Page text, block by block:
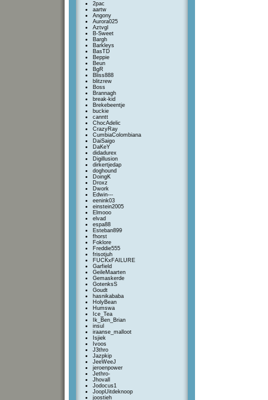
2pac
aartw
Angony
Aurora025
Aztvgl
B-Sweet
Bargh
Barkleys
BasTD
Beppie
Beun
BgR
Bliss888
blitzrew
Boss
Brannagh
break-kid
Brekebeentje
buckie
canntt
ChocAdelic
CrazyRay
CumbiaColombiana
DaiSaigo
DaKeY
didadurex
Digillusion
dirkertjedap
doghound
DoingK
Droxz
Dwork
Edwin---
eenink03
einstein2005
Elmooo
elvad
espa88
Esteban899
fhorst
Foklore
Freddie555
frisotjuh
FUCKxFAILURE
Garfield
GeileMaarten
Gemaskerde
GotenksS
Goudt
hasnikababa
HolyBean
Humswa
Ice_Tea
Ik_Ben_Brian
insul
iraanse_malloot
Isjiek
Ivoos
J3thro
Jazpkip
JeeWeeJ
jeroenpower
Jethro-
Jhovall
Jodocus1
JoopUitdeknoop
joostieh